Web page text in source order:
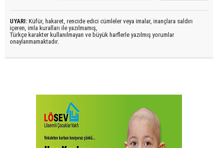
UYARI: Küfür, hakaret, rencide edici cümleler veya imalar, inançlara saldırı
içeren, imla kuralları ile yazılmamış,
Türkçe karakter kullanılmayan ve büyük harflerle yazılmış yorumlar
onaylanmamaktadır.